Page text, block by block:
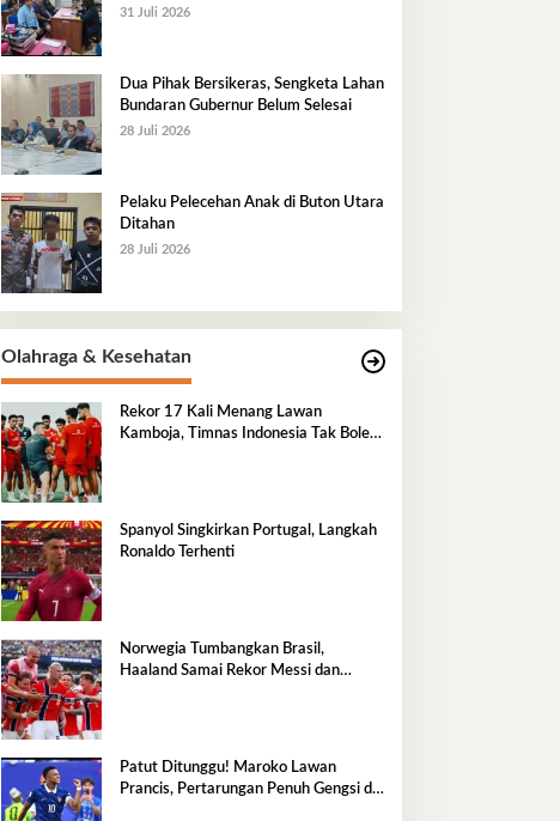
Kejaksaan
31 Juli 2026
Dua Pihak Bersikeras, Sengketa Lahan
Bundaran Gubernur Belum Selesai
28 Juli 2026
Pelaku Pelecehan Anak di Buton Utara
Ditahan
28 Juli 2026
Olahraga & Kesehatan
Rekor 17 Kali Menang Lawan
Kamboja, Timnas Indonesia Tak Boleh
Spanyol Singkirkan Portugal, Langkah
Ronaldo Terhenti
Norwegia Tumbangkan Brasil,
Haaland Samai Rekor Messi dan
Patut Ditunggu! Maroko Lawan
Prancis, Pertarungan Penuh Gengsi di